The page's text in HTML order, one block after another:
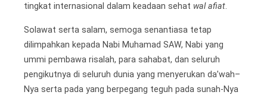
tingkat internasional dalam keadaan sehat wal afiat.
Solawat serta salam, semoga senantiasa tetap
dilimpahkan kepada Nabi Muhamad SAW, Nabi yang
ummi pembawa risalah, para sahabat, dan seluruh
pengikutnya di seluruh dunia yang menyerukan da’wah–
Nya serta pada yang berpegang teguh pada sunah-Nya